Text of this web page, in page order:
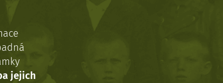
jejich